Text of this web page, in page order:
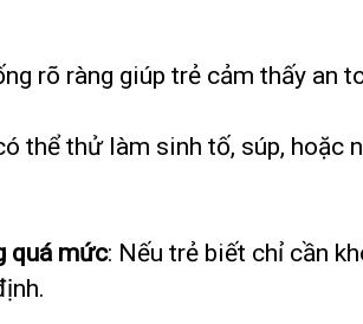
rõ ràng giúp trẻ cảm thấy an
thể thử làm sinh tố, súp, hoặc
quá mức: Nếu trẻ biết chỉ cần